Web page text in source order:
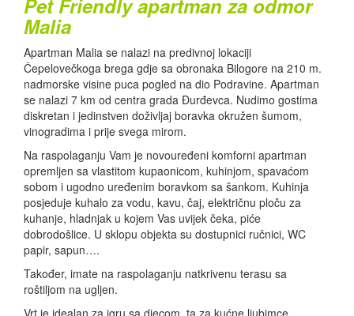
Pet Friendly apartman za odmor
Malia
Apartman Malia se nalazi na predivnoj lokaciji
Čepelovečkoga brega gdje sa obronaka Bilogore na 210 m.
nadmorske visine puca pogled na dio Podravine. Apartman
se nalazi 7 km od centra grada Đurđevca. Nudimo gostima
diskretan i jedinstven doživljaj boravka okružen šumom,
vinogradima i prije svega mirom.
Na raspolaganju Vam je novouređeni komforni apartman
opremljen sa vlastitom kupaonicom, kuhinjom, spavaćom
sobom i ugodno uređenim boravkom sa šankom. Kuhinja
posjeduje kuhalo za vodu, kavu, čaj, električnu ploču za
kuhanje, hladnjak u kojem Vas uvijek čeka, piće
dobrodošlice. U sklopu objekta su dostupnici ručnici, WC
papir, sapun….
Također, imate na raspolaganju natkrivenu terasu sa
roštiljom na ugljen.